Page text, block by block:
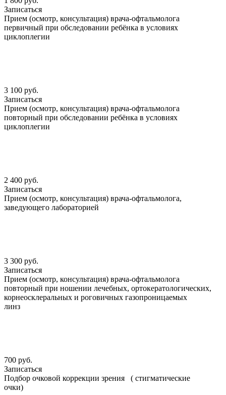
Записаться
Прием (осмотр, консультация) врача-офтальмолога
первичный при обследовании ребёнка в условиях
циклоплегии
3 100 руб.
Записаться
Прием (осмотр, консультация) врача-офтальмолога
повторный при обследовании ребёнка в условиях
циклоплегии
2 400 руб.
Записаться
Прием (осмотр, консультация) врача-офтальмолога,
заведующего лабораторией
3 300 руб.
Записаться
Прием (осмотр, консультация) врача-офтальмолога
повторный при ношении лечебных, ортокератологических,
корнеосклеральных и роговичных газопроницаемых
линз
700 руб.
Записаться
Подбор очковой коррекции зрения ( стигматические
очки)